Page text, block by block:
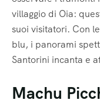
villaggio di Oia:
suoi visitatori. Con
blu, i panorami
Santorini incanta e
Machu